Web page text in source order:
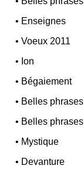
• Enseignes
•Voeux 2011
• Ion
• Bégaiement
• Belles phrases
• Belles phrases
• Mystique
• Devanture